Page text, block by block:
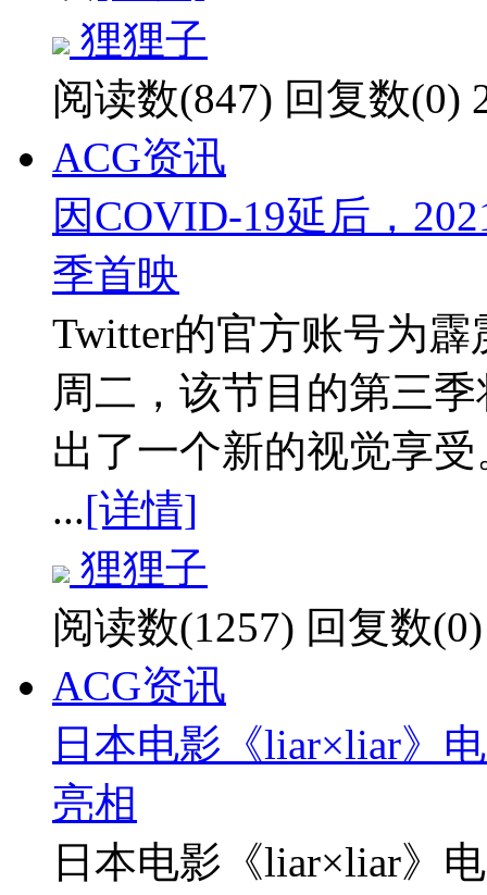
狸狸子
阅读数(847) 回复数(0)
ACG资讯
因COVID-19延后，
季首映
Twitter的官方账号为
周二，该节目的第三
出了一个新的视觉享
...[详情]
狸狸子
阅读数(1257) 回复数(0)
ACG资讯
日本电影《liar×liar》
亮相
日本电影《liar×liar》